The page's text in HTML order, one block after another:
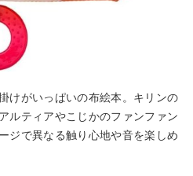
けがいっぱいの布絵本。キリンの
ルティアやこじかのファンファン
ジで異なる触り心地や音を楽しめ